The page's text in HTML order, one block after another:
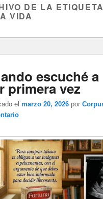
DE LA
VIDA
escuché
primera vez
el marzo 20, 2026 por